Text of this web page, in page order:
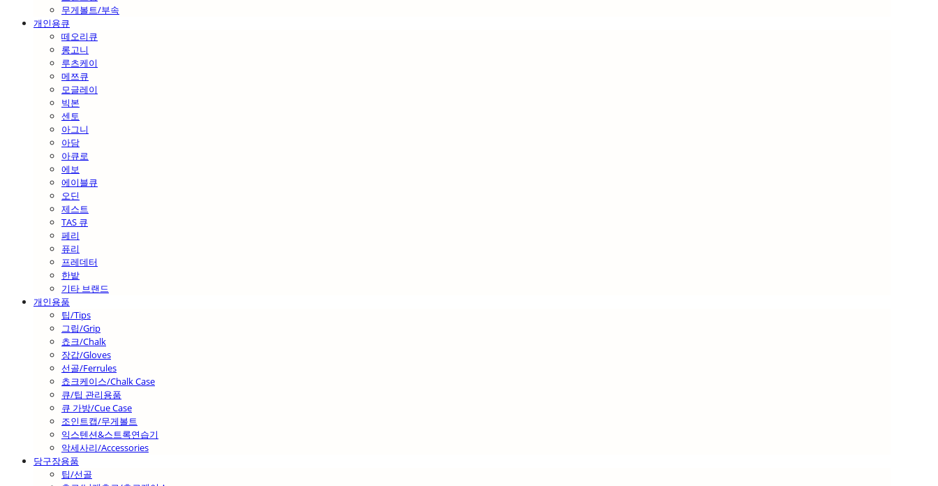
무게볼트/부속
개인용큐
떼오리큐
롱고니
루츠케이
메쯔큐
모글레이
빅본
센토
아그니
아담
아큐로
에보
에이블큐
오딘
제스트
TAS 큐
페리
퓨리
프레데터
한밭
기타 브랜드
개인용품
팁/Tips
그립/Grip
쵸크/Chalk
장갑/Gloves
선골/Ferrules
쵸크케이스/Chalk Case
큐/팁 관리용품
큐 가방/Cue Case
조인트캡/무게볼트
익스텐션&스트록연습기
악세사리/Accessories
당구장용품
팁/선골